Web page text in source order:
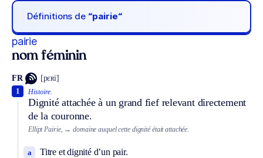
Définitions de “pairie“
pairie
nom féminin
FR [pɛʀi]
Histoire.
Dignité attachée à un grand fief relevant directement
de la couronne.
1
Ellipt Pairie, → domaine auquel cette dignité était attachée.
Titre et dignité d’un pair.
a